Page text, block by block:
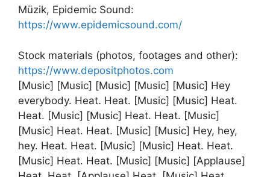
Müzik, Epidemic Sound:
https://www.epidemicsound.com/
Stock materials (photos, footages and other):
https://www.depositphotos.com
[Music] [Music] [Music] [Music] [Music] Hey
everybody. Heat. Heat. [Music] [Music] Heat.
Heat. [Music] [Music] Heat. Heat. [Music]
[Music] Heat. Heat. [Music] [Music] Hey, hey,
hey. Heat. Heat. [Music] [Music] Heat. Heat.
[Music] Heat. Heat. [Music] [Music] [Applause]